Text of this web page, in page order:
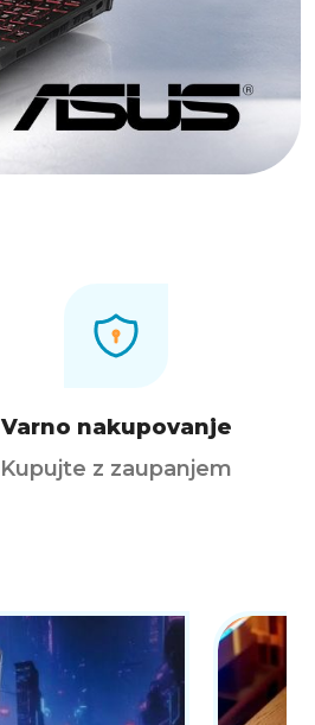
Varno nakupovanje
Kupujte z zaupanjem